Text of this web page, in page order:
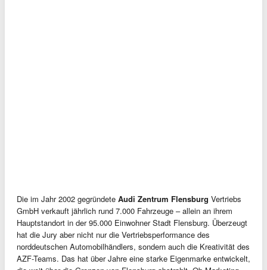
Die im Jahr 2002 gegründete Audi Zentrum Flensburg Vertriebs
GmbH verkauft jährlich rund 7.000 Fahrzeuge – allein an ihrem
Hauptstandort in der 95.000 Einwohner Stadt Flensburg. Überzeugt
hat die Jury aber nicht nur die Vertriebsperformance des
norddeutschen Automobilhändlers, sondern auch die Kreativität des
AZF-Teams. Das hat über Jahre eine starke Eigenmarke entwickelt,